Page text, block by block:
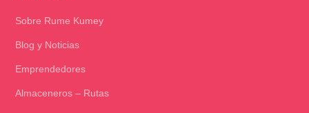
Sobre Rume Kumey
Blog y Noticias
Emprendedores
Almaceneros – Rutas